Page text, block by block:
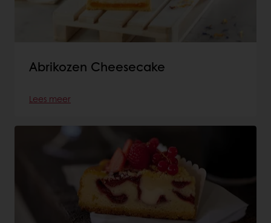
Abrikozen Cheesecake
Lees meer